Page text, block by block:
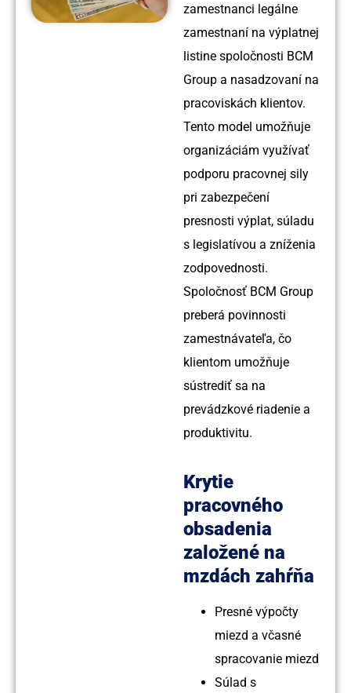
zamestnanci legálne
zamestnaní na výplatnej
listine spoločnosti BCM
Group a nasadzovaní na
pracoviskách klientov.
Tento model umožňuje
organizáciám využívať
podporu pracovnej sily
pri zabezpečení
presnosti výplat, súladu
s legislatívou a zníženia
zodpovednosti.
Spoločnosť BCM Group
preberá povinnosti
zamestnávateľa, čo
klientom umožňuje
sústrediť sa na
prevádzkové riadenie a
produktivitu.
Krytie
pracovného
obsadenia
založené na
mzdách zahŕňa
Presné výpočty
miezd a včasné
spracovanie miezd
Súlad s